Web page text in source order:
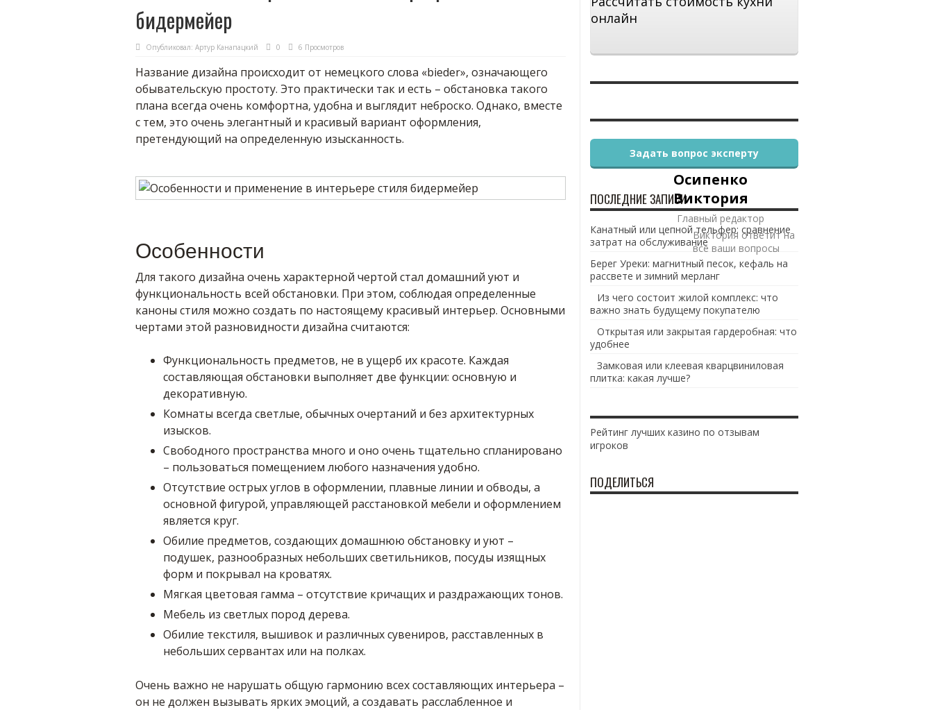
бидермейер
Опубликовал: Артур Канапацкий 0 6 Просмотров
Название дизайна происходит от немецкого слова «bieder», означающего
обывательскую простоту. Это практически так и есть – обстановка такого
плана всегда очень комфортна, удобна и выглядит неброско. Однако, вместе
с тем, это очень элегантный и красивый вариант оформления,
претендующий на определенную изысканность.
Особенности
Для такого дизайна очень характерной чертой стал домашний уют и
функциональность всей обстановки. При этом, соблюдая определенные
каноны стиля можно создать по настоящему красивый интерьер. Основными
чертами этой разновидности дизайна считаются:
Функциональность предметов, не в ущерб их красоте. Каждая
составляющая обстановки выполняет две функции: основную и
декоративную.
Комнаты всегда светлые, обычных очертаний и без архитектурных
изысков.
Свободного пространства много и оно очень тщательно спланировано
– пользоваться помещением любого назначения удобно.
Отсутствие острых углов в оформлении, плавные линии и обводы, а
основной фигурой, управляющей расстановкой мебели и оформлением
является круг.
Обилие предметов, создающих домашнюю обстановку и уют –
подушек, разнообразных небольших светильников, посуды изящных
форм и покрывал на кроватях.
Мягкая цветовая гамма – отсутствие кричащих и раздражающих тонов.
Мебель из светлых пород дерева.
Обилие текстиля, вышивок и различных сувениров, расставленных в
небольших сервантах или на полках.
Очень важно не нарушать общую гармонию всех составляющих интерьера –
он не должен вызывать ярких эмоций, а создавать расслабленное и
онлайн
Осипенко
Виктория
Главный редактор
Виктория ответит на
все ваши вопросы
Задать вопрос эксперту
ПОСЛЕДНИЕ ЗАПИСИ
Канатный или цепной тельфер: сравнение
затрат на обслуживание
Берег Уреки: магнитный песок, кефаль на
рассвете и зимний мерланг
Из чего состоит жилой комплекс: что
важно знать будущему покупателю
Открытая или закрытая гардеробная: что
удобнее
Замковая или клеевая кварцвиниловая
плитка: какая лучше?
Рейтинг лучших казино по отзывам
игроков
ПОДЕЛИТЬСЯ